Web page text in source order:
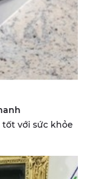
với sức khỏe